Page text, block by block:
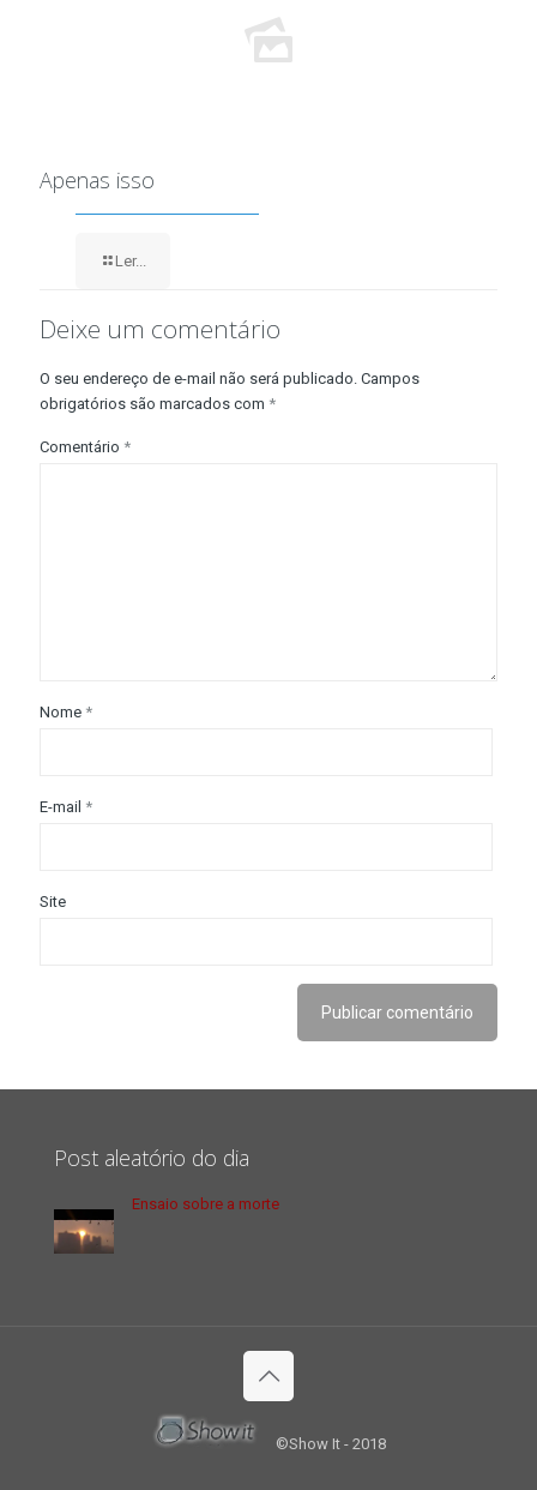
Apenas isso
Ler...
Deixe um comentário
O seu endereço de e-mail não será publicado. Campos
obrigatórios são marcados com *
Comentário *
Nome *
E-mail *
Site
Post aleatório do dia
Ensaio sobre a morte
©Show It - 2018